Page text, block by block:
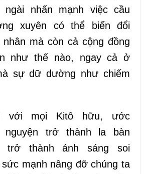
ngài nhấn mạnh việc cầu
xuyên có thể biến đổi
nhân mà còn cả cộng đồng
như thế nào, ngay cả ở
sựdữdường như chiếm
với mọi Kitô hữu, ước
nguyện trở thành
la bàn
trở thànhánh sáng soi
sức mạnh nâng đỡ chúng ta